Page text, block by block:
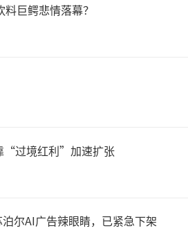
年1月1日起
表示，“作为
要部分，我们
加速推动转
捷的方式持
）
巨鳄悲情落幕？
“过境红利”加速扩张
尔AI广告辣眼睛，已紧急下架